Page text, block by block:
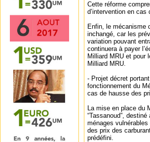
Cette réforme
d’intervention en cas
Enfin, le mécanisme
inchangé, car les
variation pouvant
continuera à payer
Milliard MRU et pour
Milliard MRU.
‐ Projet décret
fonctionnement du
cas de hausse des
La mise en place du
“Tassanoud”,
ménages
des prix des
prédéfini.